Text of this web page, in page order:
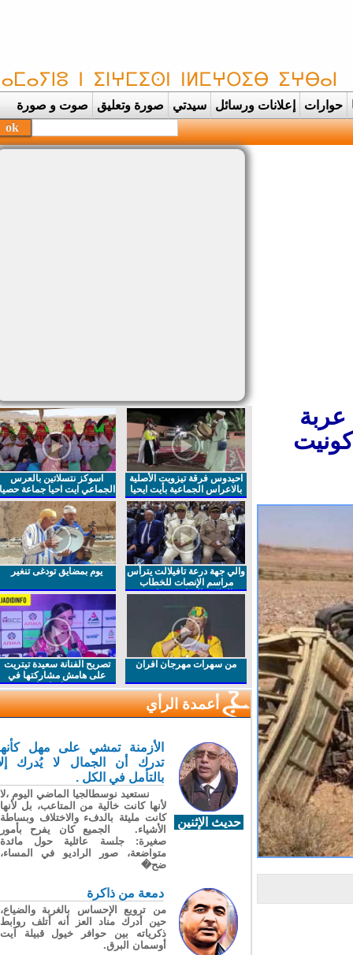
حوارات إعلانات ورسائل سيدتي صورة وتعليق صوت و صورة
بحفظة الق |
احيدوس فرقة تيزويت الأصلية
بالاعراس الجماعية بأيت ايحيا
اسوكز نتسلاتين بالعرس
الجماعي ايت احيا جماعة حصيا
والي جهة درعة تافيلالت يترأس
مراسم الإنصات للخطاب
الملكي السامي بمناسبة
يوم بمضايق تودغى تنغير
من سهرات مهرجان افران
تصريح الفنانة سعيدة تيتريت
على هامش مشاركتها في
مهرجان افران
أعمدة الرأي
حديث الإثنين
الأزمنة تمشي على مهل كأنها
تدرك أن الجمال لا يُدرك إلا
بالتأمل في الكل .
نستعيد نوسطالجيا الماضي اليوم ،لا
لأنها كانت خالية من المتاعب، بل لأنها
كانت مليئة بالدفء والاختلاف وبساطة
الأشياء. الجميع كان يفرح بأمور
صغيرة: جلسة عائلية حول مائدة
متواضعة، صور الراديو في المساء،
ضح�
دمعة من ذاكرة
من ترويع الإحساس بالغربة والضياع،
حين أدرك مناد العز أنه أتلف روابط
ذكرياته بين حوافر خيول قبيلة آيت
أوسمان البرق.